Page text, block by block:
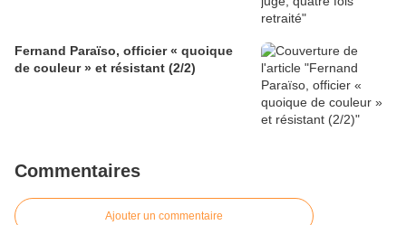
Fernand Paraïso, officier « quoique
de couleur » et résistant (2/2)
Commentaires
Ajouter un commentaire